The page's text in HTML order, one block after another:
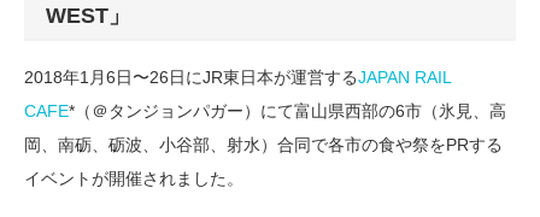
WEST」
2018年1月6日〜26日にJR東日本が運営するJAPAN RAIL
CAFE*（＠タンジョンパガー）にて富山県西部の6市（氷見、高
岡、南砺、砺波、小谷部、射水）合同で各市の食や祭をPRする
イベントが開催されました。